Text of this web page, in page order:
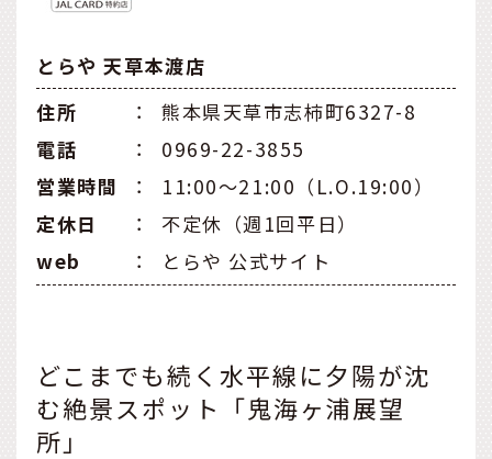
とらや 天草本渡店
住所
：
熊本県天草市志柿町6327-8
電話
：
0969-22-3855
営業時間
：
11:00～21:00（L.O.19:00）
定休日
：
不定休（週1回平日）
web
： とらや 公式サイト
どこまでも続く水平線に夕陽が沈
む絶景スポット「鬼海ヶ浦展望
所」